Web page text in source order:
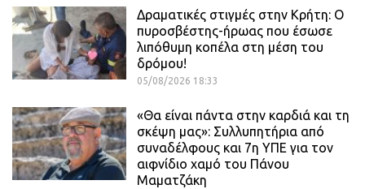
Δραματικές στιγμές στην Κρήτη: Ο
πυροσβέστης-ήρωας που έσωσε
λιπόθυμη κοπέλα στη μέση του
δρόμου!
05/08/2026 18:33
«Θα είναι πάντα στην καρδιά και τη
σκέψη μας»: Συλλυπητήρια από
συναδέλφους και 7η ΥΠΕ για τον
αιφνίδιο χαμό του Πάνου
Μαματζάκη